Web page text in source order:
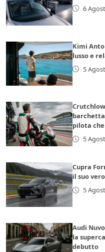
6
Kimi
lusso e
5
barchetta
pilota
5
Cupra
il suo
5
Audi
la
debutto